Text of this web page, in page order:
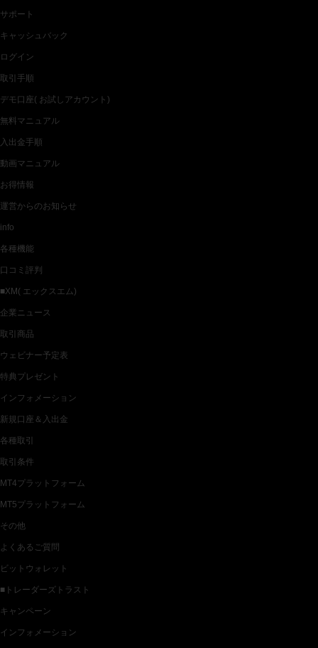
サポート
キャッシュバック
ログイン
取引手順
デモ口座( お試しアカウント)
無料マニュアル
入出金手順
動画マニュアル
お得情報
運営からのお知らせ
info
各種機能
口コミ評判
■XM( エックスエム)
企業ニュース
取引商品
ウェビナー予定表
特典プレゼント
インフォメーション
新規口座＆入出金
各種取引
取引条件
MT4プラットフォーム
MT5プラットフォーム
その他
よくあるご質問
ビットウォレット
■トレーダーズトラスト
キャンペーン
インフォメーション